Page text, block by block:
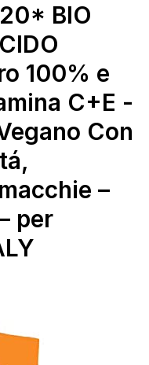
BIO
100% e
C+E -
Con
–
per